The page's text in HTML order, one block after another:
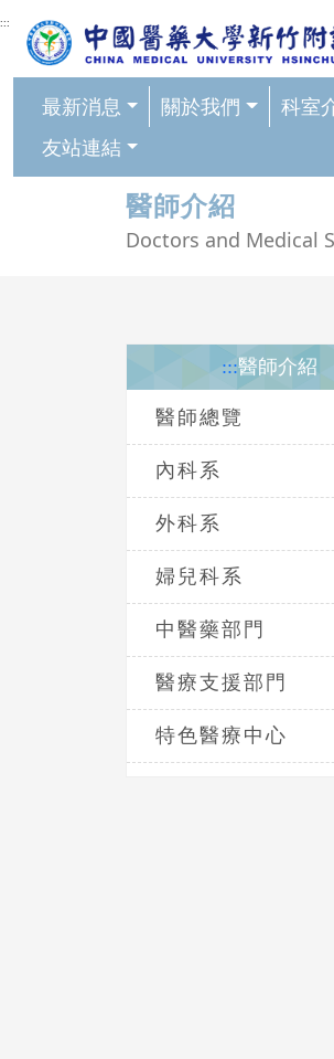
網頁頂端重要消息及
:::
最新消息 關於我們 科室
友站連結
醫師介紹
Doctors and Medical
:::醫師介紹
醫師總覽
內科系
外科系
婦兒科系
中醫藥部門
醫療支援部門
特色醫療中心